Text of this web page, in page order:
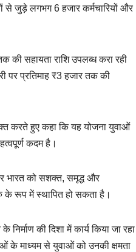
से जुड़े लगभग 6 हजार कर्मचारियों और
की सहायता राशि उपलब्ध करा रही
पर प्रतिमाह ₹3 हजार तक की
करते हुए कहा कि यह योजना युवाओं
कदम है।
भारत को सशक्त, समृद्ध और
के रूप में स्थापित हो सकता है।
की दिशा में कार्य किया जा रहा
के माध्यम से युवाओं को उनकी क्षमता